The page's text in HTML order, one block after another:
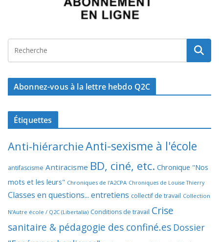
Abonnez-vous à la lettre hebdo Q2C
Étiquettes
Anti-hiérarchieAnti-sexisme à l'école
antifascisme Antiracisme BD, ciné, etc. Chronique "Nos
mots et les leurs" Chroniques de l'A2CPA Chroniques de Louise Thierry
Classes en questions... entretiens collectif de travail Collection
N'Autre école / Q2C (Libertalia) Conditions de travail Crise
sanitaire & pédagogie des confiné.es Dossier